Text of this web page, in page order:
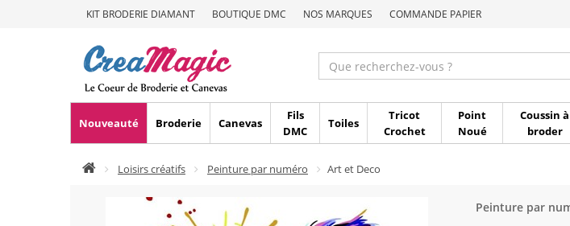
KIT BRODERIE DIAMANT BOUTIQUE DMC NOS MARQUES COMMANDE PAPIER
Nouveauté Broderie Canevas
Fils
DMC
Toiles
Tricot
Crochet
Point
Noué
Coussin à
broder
Loisirs créatifs Peinture par numéro Art et Deco
Peinture par